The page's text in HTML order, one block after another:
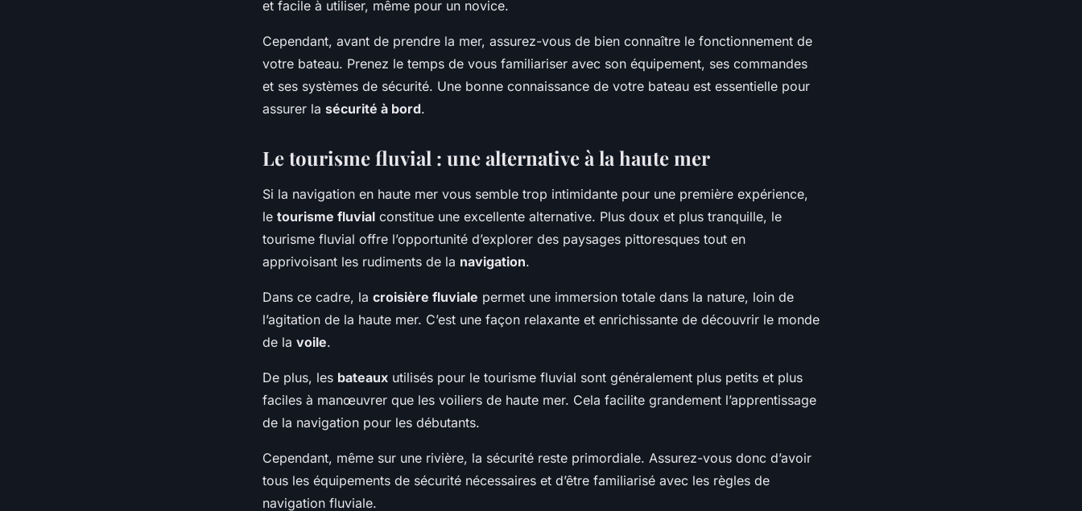
et facile à utiliser, même pour un novice.
Cependant, avant de prendre la mer, assurez-vous de bien connaître le fonctionnement de
votre bateau. Prenez le temps de vous familiariser avec son équipement, ses commandes
et ses systèmes de sécurité. Une bonne connaissance de votre bateau est essentielle pour
assurer la sécurité à bord.
Le tourisme fluvial : une alternative à la haute mer
Si la navigation en haute mer vous semble trop intimidante pour une première expérience,
le tourisme fluvial constitue une excellente alternative. Plus doux et plus tranquille, le
tourisme fluvial offre l’opportunité d’explorer des paysages pittoresques tout en
apprivoisant les rudiments de la navigation.
Dans ce cadre, la croisière fluviale permet une immersion totale dans la nature, loin de
l’agitation de la haute mer. C’est une façon relaxante et enrichissante de découvrir le monde
de la voile.
De plus, les bateaux utilisés pour le tourisme fluvial sont généralement plus petits et plus
faciles à manœuvrer que les voiliers de haute mer. Cela facilite grandement l’apprentissage
de la navigation pour les débutants.
Cependant, même sur une rivière, la sécurité reste primordiale. Assurez-vous donc d’avoir
tous les équipements de sécurité nécessaires et d’être familiarisé avec les règles de
navigation fluviale.